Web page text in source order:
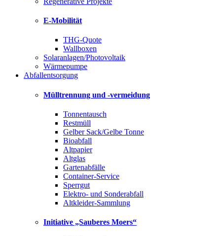
E-Mobilität
THG-Quote
Wallboxen
Solaranlagen/Photovoltaik
Wärmepumpe
Abfallentsorgung
Mülltrennung und -vermeidung
Tonnentausch
Restmüll
Gelber Sack/Gelbe Tonne
Bioabfall
Altpapier
Altglas
Gartenabfälle
Container-Service
Sperrgut
Elektro- und Sonderabfall
Altkleider-Sammlung
Initiative „Sauberes Moers“